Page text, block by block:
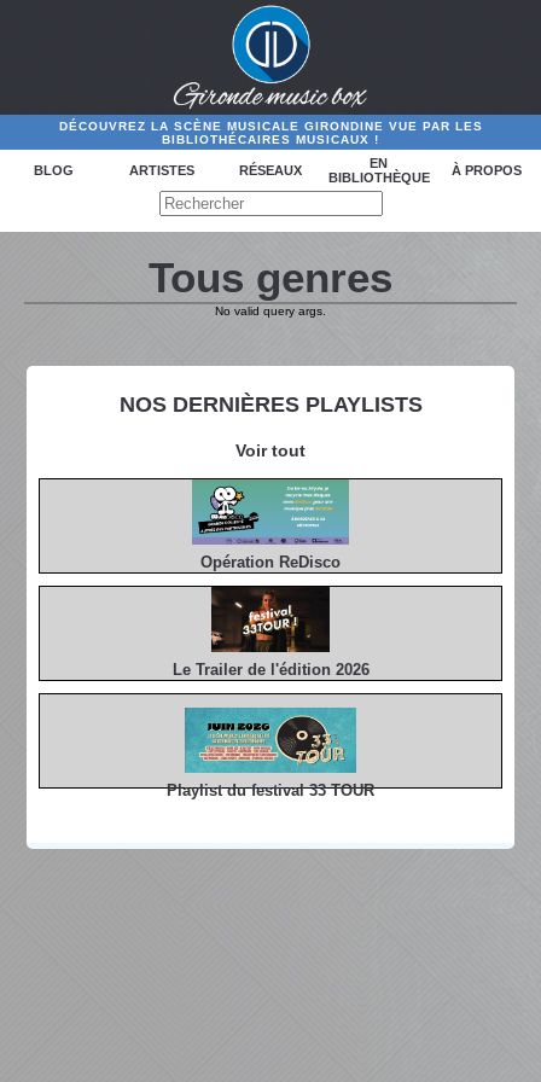
DÉCOUVREZ LA SCÈNE MUSICALE GIRONDINE VUE PAR LES
BIBLIOTHÉCAIRES MUSICAUX !
BLOG ARTISTES RÉSEAUX
EN
BIBLIOTHÈQUE
À PROPOS
NOS DERNIÈRES PLAYLISTS
Voir tout
Opération ReDisco
Le Trailer de l'édition 2026
Playlist du festival 33 TOUR
Tous genres
No valid query args.